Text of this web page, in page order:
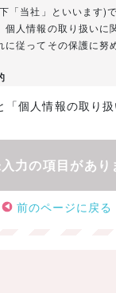
「当社」といいます)
個人情報の取り扱いに
従ってその保護に努
た個人情報は、以下の
する回答及び資料送付
サービスの提供
改善のための分析
「個人情報の取り
力の項目があり
前のページに戻る